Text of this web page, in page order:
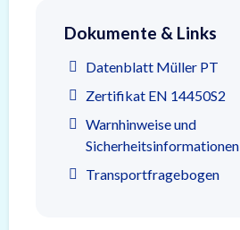
Dokumente & Links
Datenblatt Müller PT
Zertifikat EN 14450S2
Warnhinweise und
Sicherheitsinformationen
Transportfragebogen